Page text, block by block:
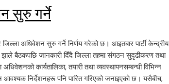
सुरु गर्ने
अधिवेशन सुरु गर्ने निर्णय गरेको छ। आइतबार पार्टी केन्द्रीय
झाले बैठकपछि जानकारी दिँदै जिल्ला तहमा संगठन सुदृढीकरण तथा
कार्यतालिका, तयारी तथा व्यवस्थापनसम्बन्धी विभिन्न
निर्देशनहरू पनि पारित गरिएको जनाइएको छ। यसैबीच,